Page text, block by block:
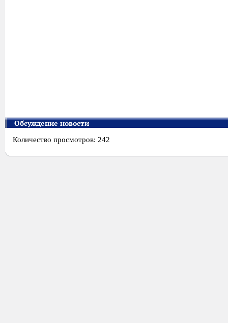
Обсуждение новости
Количество просмотров: 242